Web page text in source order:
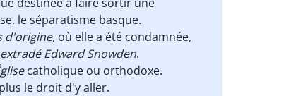
le séparatisme basque.
d'origine, où elle a été condamnée,
Edward Snowden.
catholique ou orthodoxe.
le droit d'y aller.